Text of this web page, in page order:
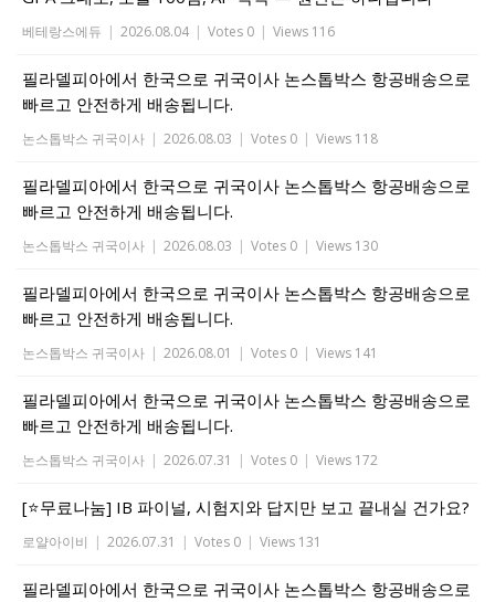
베테랑스에듀 | 2026.08.04 | Votes 0 | Views 116
필라델피아에서 한국으로 귀국이사 논스톱박스 항공배송으로
빠르고 안전하게 배송됩니다.
논스톱박스 귀국이사 | 2026.08.03 | Votes 0 | Views 118
필라델피아에서 한국으로 귀국이사 논스톱박스 항공배송으로
빠르고 안전하게 배송됩니다.
논스톱박스 귀국이사 | 2026.08.03 | Votes 0 | Views 130
필라델피아에서 한국으로 귀국이사 논스톱박스 항공배송으로
빠르고 안전하게 배송됩니다.
논스톱박스 귀국이사 | 2026.08.01 | Votes 0 | Views 141
필라델피아에서 한국으로 귀국이사 논스톱박스 항공배송으로
빠르고 안전하게 배송됩니다.
논스톱박스 귀국이사 | 2026.07.31 | Votes 0 | Views 172
[⭐무료나눔] IB 파이널, 시험지와 답지만 보고 끝내실 건가요?
로얄아이비 | 2026.07.31 | Votes 0 | Views 131
필라델피아에서 한국으로 귀국이사 논스톱박스 항공배송으로